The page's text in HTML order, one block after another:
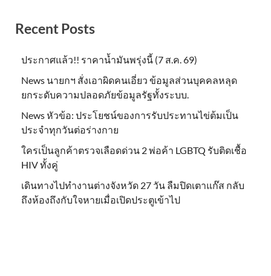
Recent Posts
ประกาศแล้ว!! ราคาน้ำมันพรุ่งนี้ (7 ส.ค. 69)
News นายกฯ สั่งเอาผิดคนเอี่ยว ข้อมูลส่วนบุคคลหลุด
ยกระดับความปลอดภัยข้อมูลรัฐทั้งระบบ.
News หัวข้อ: ประโยชน์ของการรับประทานไข่ต้มเป็น
ประจำทุกวันต่อร่างกาย
ใครเป็นลูกค้าตรวจเลือดด่วน 2 พ่อค้า LGBTQ รับติดเชื้อ
HIV ทั้งคู่
เดินทางไปทำงานต่างจังหวัด 27 วัน ลืมปิดเตาแก๊ส กลับ
ถึงห้องถึงกับใจหายเมื่อเปิดประตูเข้าไป